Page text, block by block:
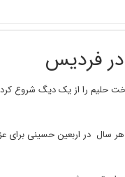
به خبرنگار ایرنا گفت: از ۳۰ سال پیش پخت حلیم را از یک
سال در اربعین حسینی برای